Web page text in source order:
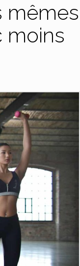
mêmes
moins